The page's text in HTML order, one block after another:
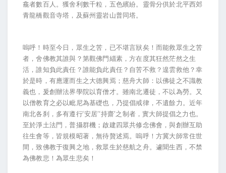
龕者數百人。獲舍利數千粒，五色繽紛。靈骨分供於北平西郊
青龍橋觀音寺塔，及蘇州靈岩山普同塔。
嗚呼！時至今日，眾生之苦，已不堪言狀矣！而能救眾生之苦
者，舍佛教其誰與？第觀佛門緇素，方在度其狂然茫然之生
活，誰知負此責任？誰能負此責任？自苦不救？遑雲救他？幸
於是時，有應運而生之大德興焉；慈舟大師：以佛徒之不識教
義也，爰創辦法界學院以育僧才。雖南北遷徒，不以為勞。又
以僧教育之必以毗尼為基礎也，乃提倡戒律，不遺餘力。近年
南北各刹，多有遵行‘安居’‘持齋’之制者，實大師提倡之力也。
至於淨土法門，普攝群機；啟建四眾共修念佛會，與創辦互助
往生會等，皆規模昭著，無待贅述焉。嗚呼！方冀大師常住世
間，致佛教于復興之地，救眾生於慈航之舟。遽聞生西，不禁
為佛教悲！為眾生悲矣！